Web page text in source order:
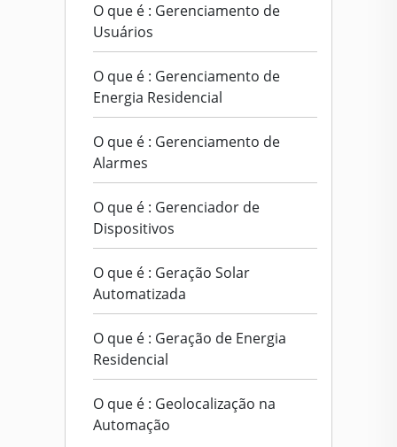
O que é : Gerenciamento de
Usuários
O que é : Gerenciamento de
Energia Residencial
O que é : Gerenciamento de
Alarmes
O que é : Gerenciador de
Dispositivos
O que é : Geração Solar
Automatizada
O que é : Geração de Energia
Residencial
O que é : Geolocalização na
Automação